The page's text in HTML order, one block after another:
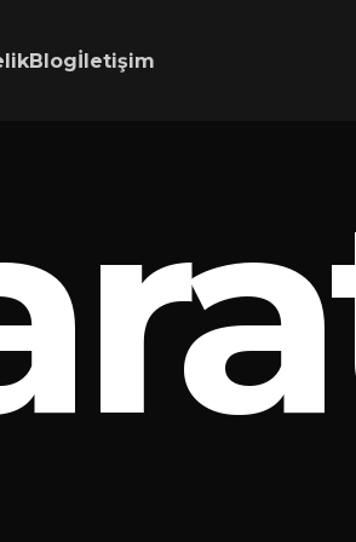
Blogİletişim